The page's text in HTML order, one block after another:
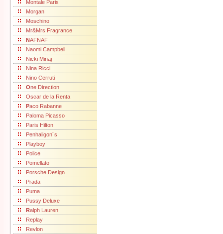
Montale Paris
Morgan
Moschino
Mr&Mrs Fragrance
NAFNAF
Naomi Campbell
Nicki Minaj
Nina Ricci
Nino Cerruti
One Direction
Oscar de la Renta
Paco Rabanne
Paloma Picasso
Paris Hilton
Penhaligon´s
Playboy
Police
Pomellato
Porsche Design
Prada
Puma
Pussy Deluxe
Ralph Lauren
Replay
Revlon